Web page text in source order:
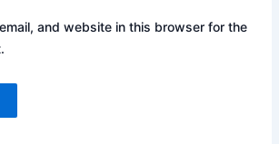
and website in this browser for the